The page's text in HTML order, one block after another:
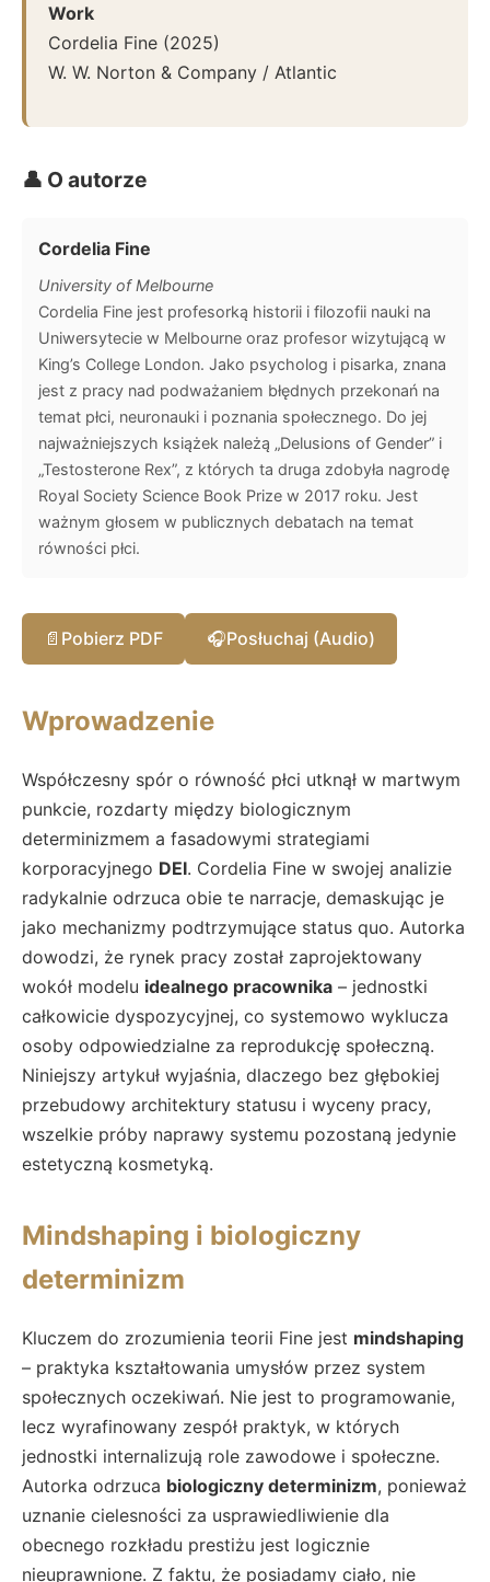
Work
Cordelia Fine (2025)
W. W. Norton & Company / Atlantic
👤 O autorze
Cordelia Fine
University of Melbourne
Cordelia Fine jest profesorką historii i filozofii nauki na
Uniwersytecie w Melbourne oraz profesor wizytującą w
King’s College London. Jako psycholog i pisarka, znana
jest z pracy nad podważaniem błędnych przekonań na
temat płci, neuronauki i poznania społecznego. Do jej
najważniejszych książek należą „Delusions of Gender” i
„Testosterone Rex”, z których ta druga zdobyła nagrodę
Royal Society Science Book Prize w 2017 roku. Jest
ważnym głosem w publicznych debatach na temat
równości płci.
📄 Pobierz PDF 🎧Posłuchaj (Audio)
Wprowadzenie
Współczesny spór o równość płci utknął w martwym
punkcie, rozdarty między biologicznym
determinizmem a fasadowymi strategiami
korporacyjnego DEI. Cordelia Fine w swojej analizie
radykalnie odrzuca obie te narracje, demaskując je
jako mechanizmy podtrzymujące status quo. Autorka
dowodzi, że rynek pracy został zaprojektowany
wokół modelu idealnego pracownika – jednostki
całkowicie dyspozycyjnej, co systemowo wyklucza
osoby odpowiedzialne za reprodukcję społeczną.
Niniejszy artykuł wyjaśnia, dlaczego bez głębokiej
przebudowy architektury statusu i wyceny pracy,
wszelkie próby naprawy systemu pozostaną jedynie
estetyczną kosmetyką.
Mindshaping i biologiczny
determinizm
Kluczem do zrozumienia teorii Fine jest mindshaping
– praktyka kształtowania umysłów przez system
społecznych oczekiwań. Nie jest to programowanie,
lecz wyrafinowany zespół praktyk, w których
jednostki internalizują role zawodowe i społeczne.
Autorka odrzuca biologiczny determinizm, ponieważ
uznanie cielesności za usprawiedliwienie dla
obecnego rozkładu prestiżu jest logicznie
nieuprawnione. Z faktu, że posiadamy ciało, nie